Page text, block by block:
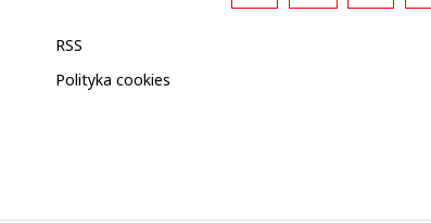
RSS
Polityka cookies